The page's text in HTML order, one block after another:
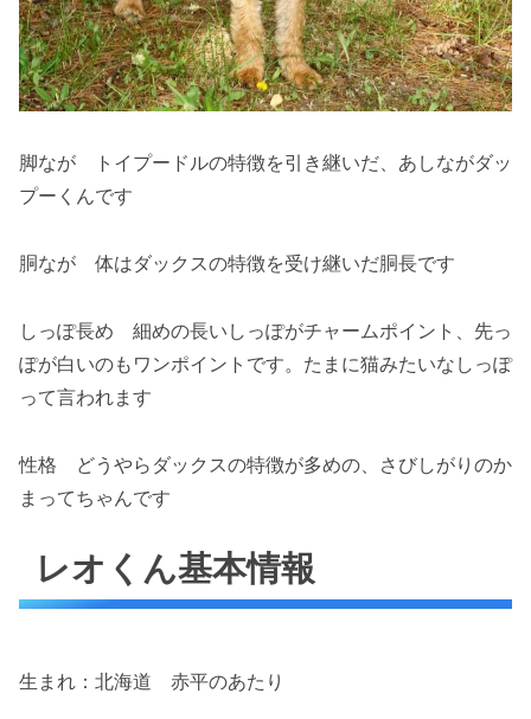
脚なが トイプードルの特徴を引き継いだ、あしながダッ
プーくんです
胴なが 体はダックスの特徴を受け継いだ胴長です
しっぽ長め 細めの長いしっぽがチャームポイント、先っ
ぽが白いのもワンポイントです。たまに猫みたいなしっぽ
って言われます
性格 どうやらダックスの特徴が多めの、さびしがりのか
まってちゃんです
レオくん基本情報
生まれ：北海道 赤平のあたり